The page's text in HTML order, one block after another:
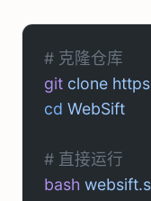
# 克隆仓库
git clone
cd WebSift
# 直接运行
bash